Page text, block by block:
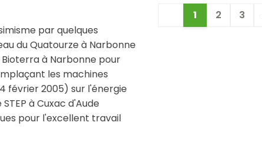
par quelques
du Quatourze à Narbonne
à Narbonne pour
les machines
février 2005) sur l'énergie
à Cuxac d'Aude
pour l'excellent travail
1 2 3